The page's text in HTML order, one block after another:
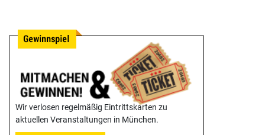
Wir verlosen regelmäßig Eintrittskarten zu
aktuellen Veranstaltungen in München.